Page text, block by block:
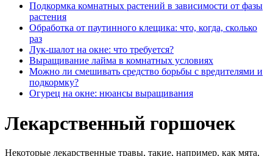
Подкормка комнатных растений в зависимости от фазы
растения
Обработка от паутинного клещика: что, когда, сколько
раз
Лук-шалот на окне: что требуется?
Выращивание лайма в комнатных условиях
Можно ли смешивать средство борьбы с вредителями и
подкормку?
Огурец на окне: нюансы выращивания
Лекарственный горшочек
Некоторые лекарственные травы, такие, например, как мята,